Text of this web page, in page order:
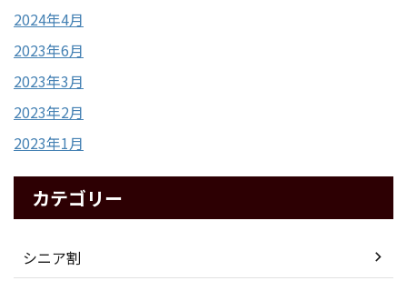
2024年4月
2023年6月
2023年3月
2023年2月
2023年1月
カテゴリー
シニア割